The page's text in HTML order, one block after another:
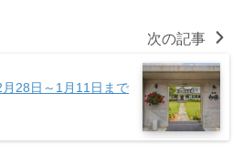
次の記事
28日～1月11日まで